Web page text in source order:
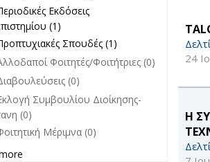
24
Η
Περιοδικές Εκδόσεις
filter
Εκδόσεις
(1)
Εκδόσεις
Πανεπιστημίου filter
Προπτυχιακές Σπουδές filter
Σπουδές (1)
Σπουδές filter
Φοιτητές/Φοιτήτριες (0)
(0)
Συμβουλίου Διοίκησης-
(0)
Μέριμνα (0)